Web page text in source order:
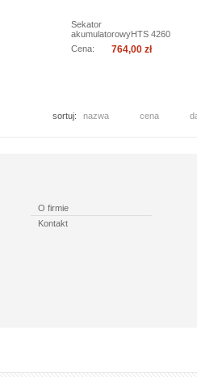
Sekator
akumulatorowyHTS 4260
Li bazuje na
sprawdzonym...
Cena: 764,00 zł
sortuj: nazwa cena
O firmie
Kontakt